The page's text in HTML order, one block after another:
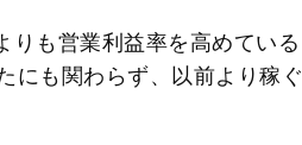
e
りも営業利益率を高めている
にも関わらず、以前より稼ぐ